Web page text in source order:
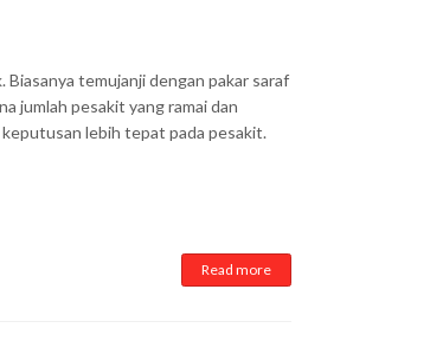
temujanji dengan pakar saraf
jumlah pesakit yang ramai dan
lebih tepat pada pesakit.
Read more